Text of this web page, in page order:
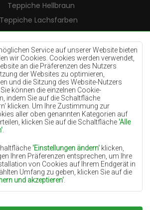
Service auf unserer Website bieten
wir Cookies. Cookies werden verwendet,
an die Präferenzen des Nutzers
der Websites zu optimieren,
und die Sitzung des Website-Nutzers
können die einzelnen Cookie-
indem Sie auf die Schaltfläche
klicken. Um Ihre Zustimmung zur
aller oben genannten Kategorien auf
klicken Sie auf die Schaltfläche 'Alle
'Einstellungen ändern' klicken,
Ihren Präferenzen entsprechen, um Ihre
von Cookies auf Ihrem Endgerät in
Umfang zu geben, klicken Sie auf die
und akzeptieren'
das berechtigte Interesse des
Teppiche Hellbraun
Teppiche Lachsfarben
Cremefarben
Teppiche Lilac
Teppiche Gelb
Teppiche Pfefferminz
Teppiche Blau
Teppiche Orange
Teppiche Rosa
Teppiche Terrakotte
Teppiche Grün
Teppiche Golden